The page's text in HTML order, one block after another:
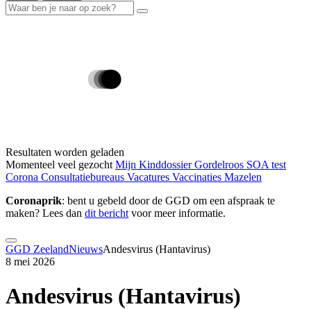
Resultaten worden geladen
Momenteel veel gezocht Mijn KinddossierGordelroos SOA test
Corona Consultatiebureaus Vacatures Vaccinaties Mazelen
Coronaprik: bent u gebeld door de GGD om een afspraak te
maken? Lees dan dit berichtvoor meer informatie.
GGD ZeelandNieuwsAndesvirus (Hantavirus)
8 mei 2026
Andesvirus (Hantavirus)